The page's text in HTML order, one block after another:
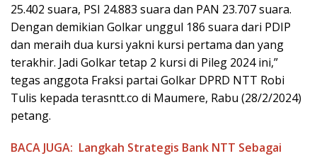
25.402 suara, PSI 24.883 suara dan PAN 23.707 suara.
Dengan demikian Golkar unggul 186 suara dari PDIP
dan meraih dua kursi yakni kursi pertama dan yang
terakhir. Jadi Golkar tetap 2 kursi di Pileg 2024 ini,”
tegas anggota Fraksi partai Golkar DPRD NTT Robi
Tulis kepada terasntt.co di Maumere, Rabu (28/2/2024)
petang.
BACA JUGA: Langkah Strategis Bank NTT Sebagai